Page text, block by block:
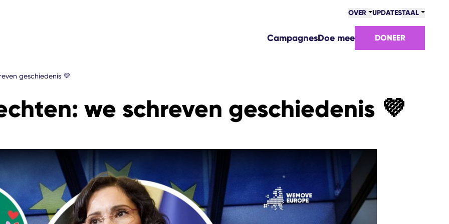
OVER UPDATESTAAL
CampagnesDoe mee DONEER
geschiedenis 💜
we schreven geschiedenis 💜